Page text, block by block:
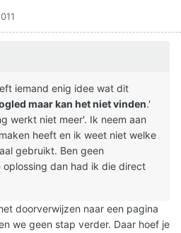
iemand enig idee wat dit
maar kan het niet vinden.'
werkt niet meer'. Ik neem aan
heeft en ik weet niet welke
gebruikt. Ben geen
oplossing dan had ik die direct
doorverwijzen naar een pagina
we geen stap verder. Daar hoef je